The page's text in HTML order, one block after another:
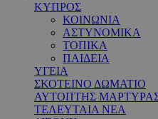
ΚΥΠΡΟΣ
ΚΟΙΝΩΝΙΑ
ΑΣΤΥΝΟΜΙΚΑ
ΤΟΠΙΚΑ
ΠΑΙΔΕΙΑ
ΥΓΕΙΑ
ΣΚΟΤΕΙΝΟ ΔΩΜΑΤΙΟ
ΑΥΤΟΠΤΗΣ
ΤΕΛΕΥΤΑΙΑ ΝΕΑ